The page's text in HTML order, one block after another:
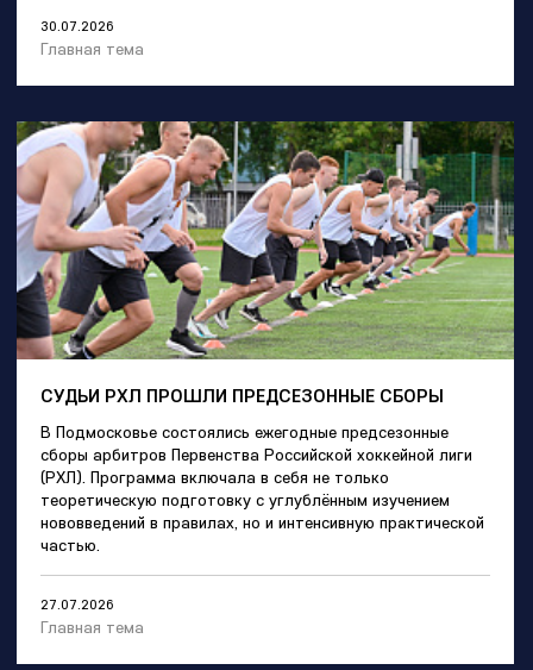
30.07.2026
Главная тема
СУДЬИ РХЛ ПРОШЛИ ПРЕДСЕЗОННЫЕ СБОРЫ
В Подмосковье состоялись ежегодные предсезонные
сборы арбитров Первенства Российской хоккейной лиги
(РХЛ). Программа включала в себя не только
теоретическую подготовку с углублённым изучением
нововведений в правилах, но и интенсивную практической
частью.
27.07.2026
Главная тема